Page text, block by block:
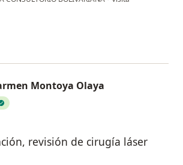
Cristián Luján
Montoya Olaya
revisión de cirugía láser